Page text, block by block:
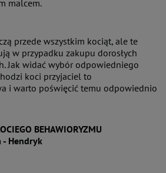
malcem.
przede wszystkim kociąt, ale te
w przypadku zakupu dorosłych
Jak widać wybór odpowiedniego
koci przyjaciel to
i warto poświęcić temu odpowiednio
BEHAWIORYZMU
- Hendryk